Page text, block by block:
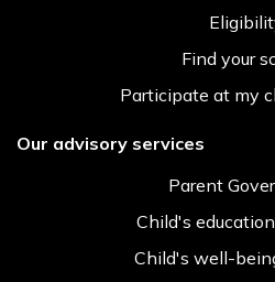
Find your
Participate at my
Our advisory services
Parent
Child's
Child's well-